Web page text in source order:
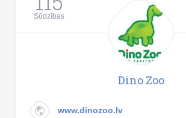
Sūdzības
Dino Zoo
www.dinozoo.lv